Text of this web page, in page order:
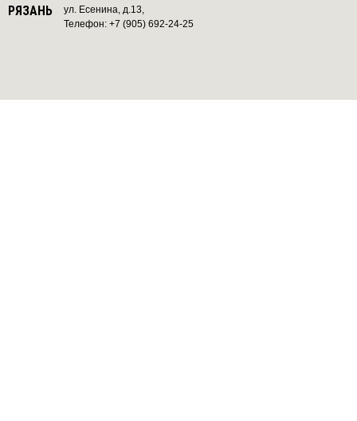
РЯЗАНЬ
ул. Есенина, д.13,
Телефон: +7 (905) 692-24-25